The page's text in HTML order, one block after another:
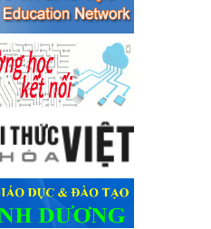
thống học sinh thị xã Bến
2024
thống học sinh thị xã Bến Cát
vắc xin phòng Covid 19
xin phòng Covid 19